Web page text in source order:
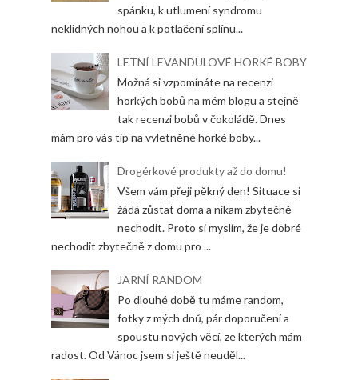
spánku, k utlumení syndromu
neklidných nohou a k potlačení splínu...
LETNÍ LEVANDULOVÉ HORKÉ BOBY
Možná si vzpomínáte na recenzi
horkých bobů na mém blogu a stejně
tak recenzi bobů v čokoládě. Dnes
mám pro vás tip na vyletněné horké boby...
Drogérkové produkty až do domu!
Všem vám přeji pěkný den! Situace si
žádá zůstat doma a nikam zbytečně
nechodit. Proto si myslím, že je dobré
nechodit zbytečně z domu pro ...
JARNÍ RANDOM
Po dlouhé době tu máme random,
fotky z mých dnů, pár doporučení a
spoustu nových věcí, ze kterých mám
radost. Od Vánoc jsem si ještě neuděl...